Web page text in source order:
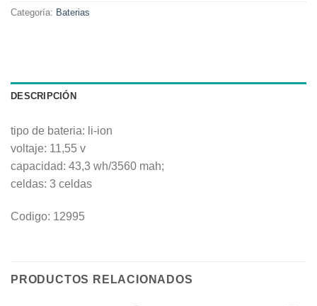
Categoría: Baterias
DESCRIPCIÓN
tipo de bateria: li-ion
voltaje: 11,55 v
capacidad: 43,3 wh/3560 mah;
celdas: 3 celdas
Codigo: 12995
PRODUCTOS RELACIONADOS